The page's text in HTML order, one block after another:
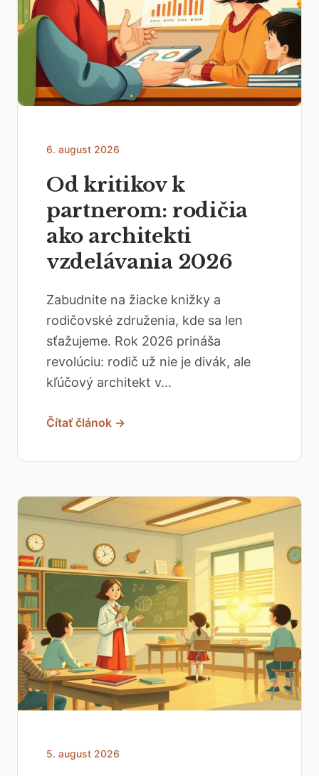
6. august 2026
Od kritikov k
partnerom: rodičia
ako architekti
vzdelávania 2026
Zabudnite na žiacke knižky a
rodičovské združenia, kde sa len
sťažujeme. Rok 2026 prináša
revolúciu: rodič už nie je divák, ale
kľúčový architekt v...
Čítať článok →
5. august 2026